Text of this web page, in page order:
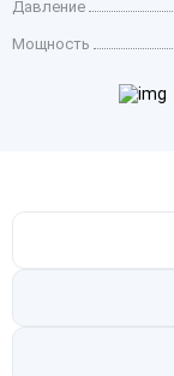
Давление
Мощность